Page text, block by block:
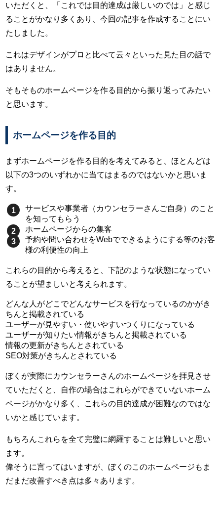
いただくと、「これでは目的達成は厳しいのでは」と感じ
ることがかなり多くあり、今回の記事を作成することにい
たしました。
これはデザインがプロと比べて云々といった見た目の話で
はありません。
そもそものホームページを作る目的から振り返ってみたい
と思います。
ホームページを作る目的
まずホームページを作る目的を考えてみると、ほとんどは
以下の3つのいずれかに当てはまるのではないかと思いま
す。
サービスや事業者（カウンセラーさんご自身）のこと
を知ってもらう
ホームページからの集客
予約や問い合わせをWebでできるようにする等のお客
様の利便性の向上
これらの目的から考えると、下記のような状態になってい
ることが望ましいと考えられます。
どんな人がどこでどんなサービスを行なっているのかがき
ちんと掲載されている
ユーザーが見やすい・使いやすいつくりになっている
ユーザーが知りたい情報がきちんと掲載されている
情報の更新がきちんとされている
SEO対策がきちんとされている
ぼくが実際にカウンセラーさんのホームページを拝見させ
ていただくと、自作の場合はこれらができていないホーム
ページがかなり多く、これらの目的達成が困難なのではな
いかと感じています。
もちろんこれらを全て完璧に網羅することは難しいと思い
ます。
偉そうに言ってはいますが、ぼくのこのホームページもま
だまだ改善すべき点は多々あります。